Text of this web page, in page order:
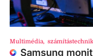
Multimédia,
Samsung